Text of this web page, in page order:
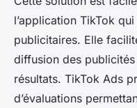
l’application TikTok
publicitaires. Elle
diffusion des publicités
résultats. TikTok Ads
d’évaluations